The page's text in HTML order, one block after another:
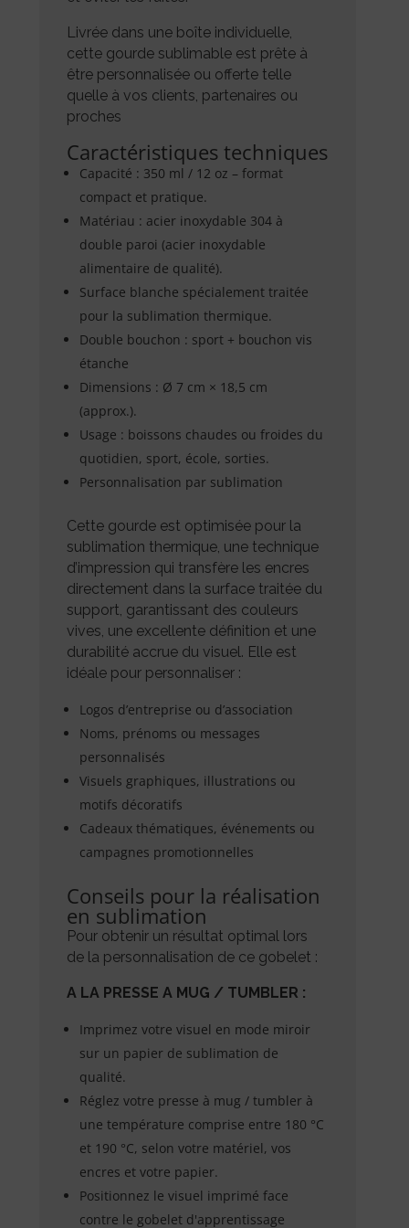
Livrée dans une boîte individuelle,
cette gourde sublimable est prête à
être personnalisée ou offerte telle
quelle à vos clients, partenaires ou
proches
Caractéristiques techniques
Capacité : 350 ml / 12 oz – format
compact et pratique.
Matériau : acier inoxydable 304 à
double paroi (acier inoxydable
alimentaire de qualité).
Surface blanche spécialement traitée
pour la sublimation thermique.
Double bouchon : sport + bouchon vis
étanche
Dimensions : Ø 7 cm × 18,5 cm
(approx.).
Usage : boissons chaudes ou froides du
quotidien, sport, école, sorties.
Personnalisation par sublimation
Cette gourde est optimisée pour la
sublimation thermique, une technique
d’impression qui transfère les encres
directement dans la surface traitée du
support, garantissant des couleurs
vives, une excellente définition et une
durabilité accrue du visuel. Elle est
idéale pour personnaliser :
Logos d’entreprise ou d’association
Noms, prénoms ou messages
personnalisés
Visuels graphiques, illustrations ou
motifs décoratifs
Cadeaux thématiques, événements ou
campagnes promotionnelles
Conseils pour la réalisation
en sublimation
Pour obtenir un résultat optimal lors
de la personnalisation de ce gobelet :
A LA PRESSE A MUG / TUMBLER :
Imprimez votre visuel en mode miroir
sur un papier de sublimation de
qualité.
Réglez votre presse à mug / tumbler à
une température comprise entre 180 °C
et 190 °C, selon votre matériel, vos
encres et votre papier.
Positionnez le visuel imprimé face
contre le gobelet d'apprentissage